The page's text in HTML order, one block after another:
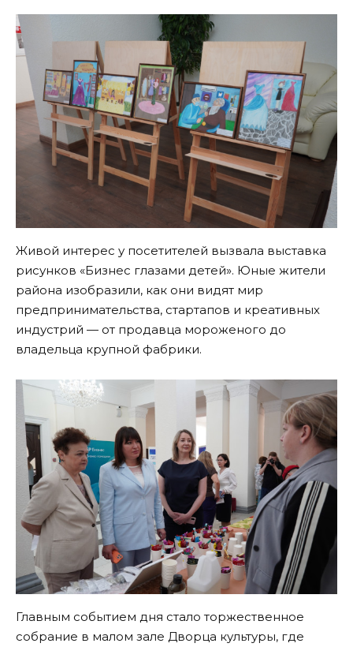
Живой интерес у посетителей вызвала выставка
рисунков «Бизнес глазами детей». Юные жители
района изобразили, как они видят мир
предпринимательства, стартапов и креативных
индустрий — от продавца мороженого до
владельца крупной фабрики.
Главным событием дня стало торжественное
собрание в малом зале Дворца культуры, где